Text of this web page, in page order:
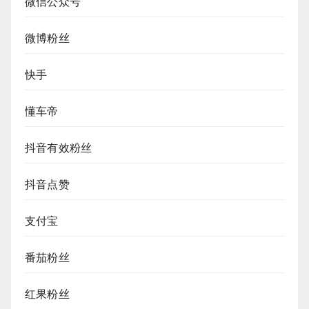
微博粉丝
快手
懂车帝
抖音有效粉丝
抖音点赞
支付宝
番茄粉丝
红果粉丝